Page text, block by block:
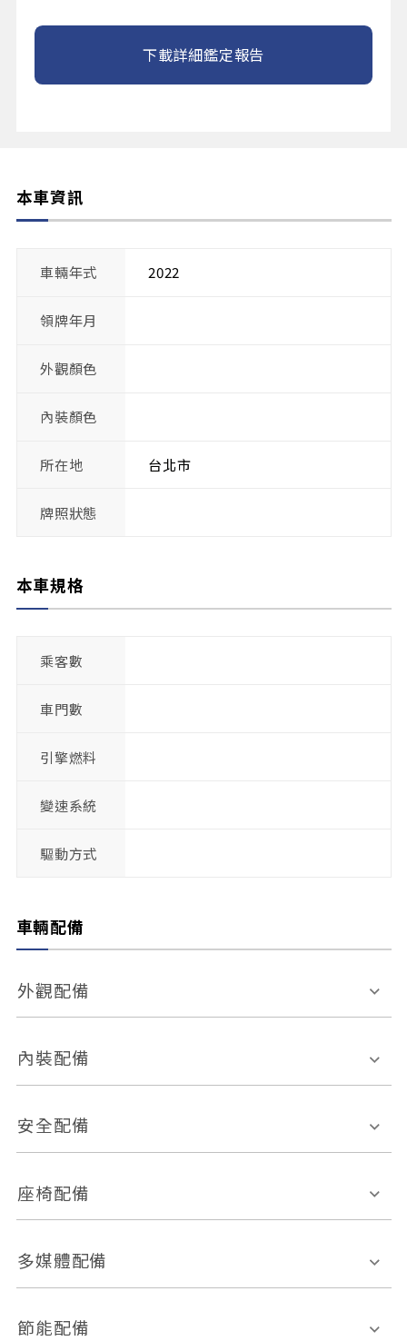
下載詳細鑑定報告
本車資訊
車輛年式 2022
領牌年月
外觀顏色
內裝顏色
所在地 台北市
牌照狀態
本車規格
乘客數
車門數
引擎燃料
變速系統
驅動方式
車輛配備
外觀配備
電動天窗
後視鏡方向指示燈
內裝配備
多功能方向盤
恆溫空調
安全配備
前座正面氣囊
ABS防鎖死
車道偏離警示
座椅配備
皮椅
多媒體配備
外部音源接入
節能配備